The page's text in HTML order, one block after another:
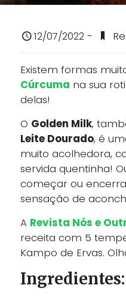
12/07/2022 -
Existem formas
Cúrcuma na sua
delas!
O Golden Milk,
Leite Dourado, é
muito acolhedora,
servida quentinha!
começar ou
sensação de
A Revista Nós e
receita com 5
Kampo de Ervas.
Ingredientes: